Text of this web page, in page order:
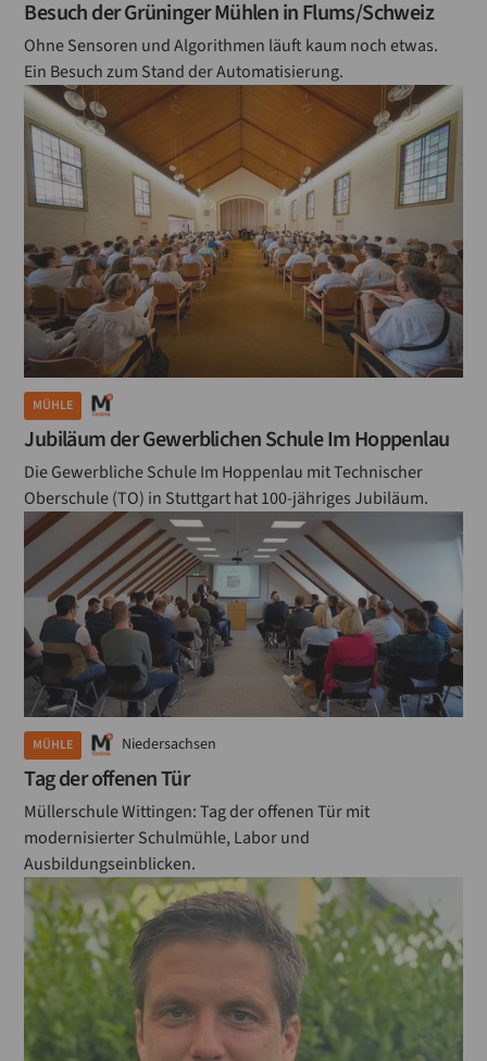
Besuch der Grüninger Mühlen in Flums/Schweiz
Ohne Sensoren und Algorithmen läuft kaum noch etwas.
Ein Besuch zum Stand der Automatisierung.
MÜHLE
Jubiläum der Gewerblichen Schule Im Hoppenlau
Die Gewerbliche Schule Im Hoppenlau mit Technischer
Oberschule (TO) in Stuttgart hat 100-jähriges Jubiläum.
MÜHLE Niedersachsen
Tag der offenen Tür
Müllerschule Wittingen: Tag der offenen Tür mit
modernisierter Schulmühle, Labor und
Ausbildungseinblicken.